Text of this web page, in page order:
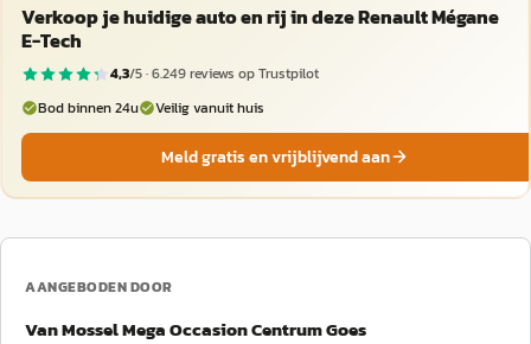
Verkoop je huidige auto en rij in deze Renault Mégane
E-Tech
4,3/5 ·6.249reviews op Trustpilot
Bod binnen 24u
Veilig vanuit huis
Meld gratis en vrijblijvend aan
AANGEBODEN DOOR
Van Mossel Mega Occasion Centrum Goes